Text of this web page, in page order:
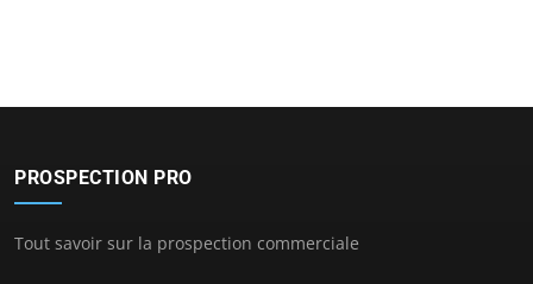
PROSPECTION PRO
Tout savoir sur la prospection commerciale